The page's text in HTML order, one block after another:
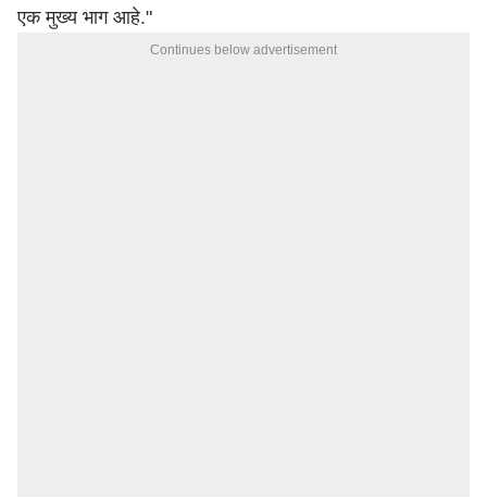
एक मुख्य भाग आहे."
Continues below advertisement